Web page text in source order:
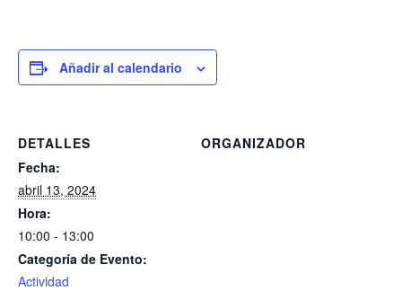
Añadir al calendario
DETALLES
Fecha:
abril 13, 2024
Hora:
10:00 - 13:00
Categoría de Evento:
Actividad
ORGANIZADOR